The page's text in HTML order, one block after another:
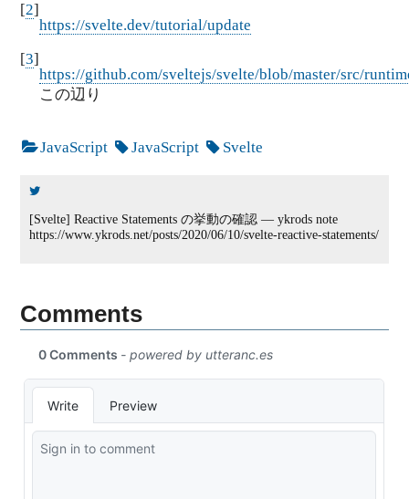
[2]
https://svelte.dev/tutorial/update
[3]
https://github.com/sveltejs/svelte/blob/master/src/
この辺り
JavaScript JavaScript Svelte
[Svelte] Reactive Statements の挙動の確認 — ykrods note
https://www.ykrods.net/posts/2020/06/10/svelte-reactive-statements/
Comments